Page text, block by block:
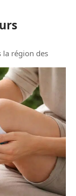
la région des